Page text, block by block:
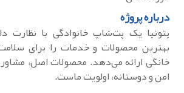
درباره پروژه
پتونیا یک پت‌شاپ خانوادگی با
بهترین محصولات و خدمات را برای
خانگی ارائه می‌دهد. محصولات اصل،
امن و دوستانه، اولویت ماست.